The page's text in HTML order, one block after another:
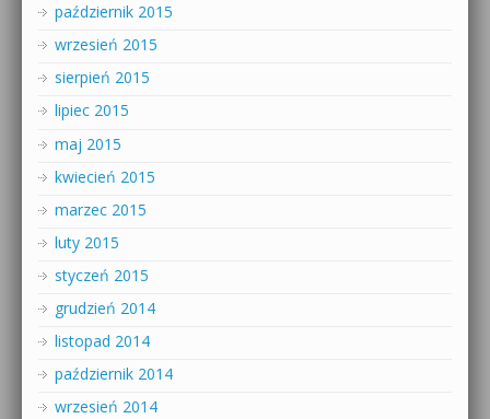
październik 2015
wrzesień 2015
sierpień 2015
lipiec 2015
maj 2015
kwiecień 2015
marzec 2015
luty 2015
styczeń 2015
grudzień 2014
listopad 2014
październik 2014
wrzesień 2014